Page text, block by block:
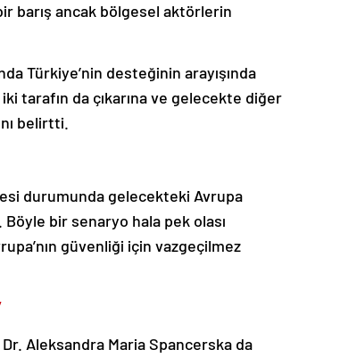
barış ancak bölgesel aktörlerin
Türkiye’nin desteğinin arayışında
tarafın da çıkarına ve gelecekte diğer
belirtti.
durumunda gelecekteki Avrupa
bir senaryo hala pek olası
güvenliği için vazgeçilmez
Aleksandra Maria Spancerska da